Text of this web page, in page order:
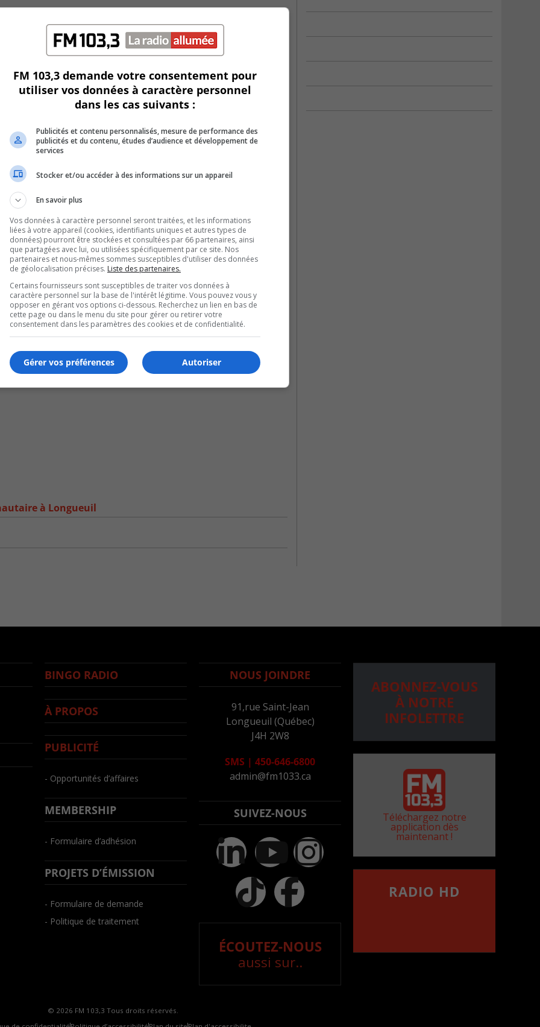
à Longueuil
BINGO RADIO
À PROPOS
PUBLICITÉ
- Opportunités d’affaires
MEMBERSHIP
- Formulaire d’adhésion
PROJETS D’ÉMISSION
- Formulaire de demande
- Politique de traitement
NOUS JOINDRE
91,rue Saint-Jean
Longueuil (Québec)
J4H 2W8
SMS | 450-646-6800
admin@fm1033.ca
SUIVEZ-NOUS
ÉCOUTEZ-NOUS
aussi sur..
ABONNEZ-VOUS
À NOTRE
INFOLETTRE
Téléchargez notre
application dès
maintenant !
RADIO HD
© 2026 FM 103,3 Tous droits réservés.
FM 103,3 demande votre consentement pour
utiliser vos données à caractère personnel
dans les cas suivants :
Publicités et contenu personnalisés, mesure de performance des
publicités et du contenu, études d’audience et développement de
services
Stocker et/ou accéder à des informations sur un appareil
En savoir plus
Vos données à caractère personnel seront traitées, et les informations
liées à votre appareil (cookies, identifiants uniques et autres types de
données) pourront être stockées et consultées par 66 partenaires, ainsi
que partagées avec lui, ou utilisées spécifiquement par ce site. Nos
partenaires et nous-mêmes sommes susceptibles d'utiliser des données
de géolocalisation précises. Liste des partenaires.
Certains fournisseurs sont susceptibles de traiter vos données à
caractère personnel sur la base de l'intérêt légitime. Vous pouvez vous y
opposer en gérant vos options ci-dessous. Recherchez un lien en bas de
cette page ou dans le menu du site pour gérer ou retirer votre
consentement dans les paramètres des cookies et de confidentialité.
Autoriser
Gérer vos préférences